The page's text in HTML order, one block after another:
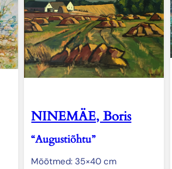
NINEMÄE, Boris
“Augustiõhtu”
Mõõtmed: 35×40 cm